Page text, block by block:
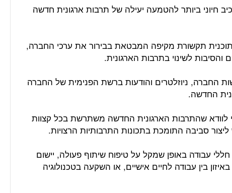
חיוני ביותר להטמעה יעילה של תרבות ארגונית חדשה
תקשורת מקיפה המבטאת בבירור את ערכי החברה,
לשינוי בתרבות הארגונית.
החברה, ניוזלטרים והודעות ברשת הפנימית של החברה
החדשה.
לוודא שהתרבות הארגונית החדשה משתרשת בכל קצוות
סביבה התומכת בתכונות התרבותיות הרצויות.
עבודה באופן שמקל על טיפוח שיתוף פעולה, יישום
בין עבודה לחיים אישיים, או השקעה בטכנולוגיה